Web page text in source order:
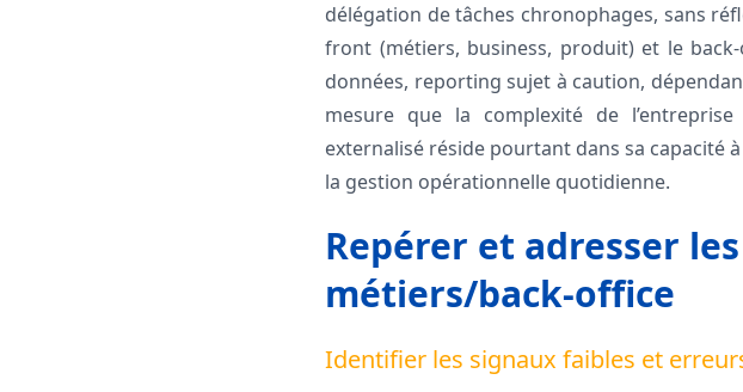
délégation de tâches chronophages, sans
front (métiers, business, produit) et le
données, reporting sujet à caution,
mesure que la complexité de
externalisé réside pourtant dans sa capacité
la gestion opérationnelle quotidienne.
Repérer et adresser
métiers/back-office
Identifier les signaux faibles et